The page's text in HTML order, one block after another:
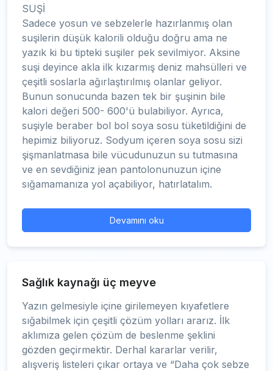
SUŞİ
Sadece yosun ve sebzelerle hazırlanmış olan
suşilerin düşük kalorili olduğu doğru ama ne
yazık ki bu tipteki suşiler pek sevilmiyor. Aksine
suşi deyince akla ilk kızarmış deniz mahsülleri ve
çeşitli soslarla ağırlaştırılmış olanlar geliyor.
Bunun sonucunda bazen tek bir şuşinin bile
kalori değeri 500- 600'ü bulabiliyor. Ayrıca,
suşiyle beraber bol bol soya sosu tüketildiğini de
hepimiz biliyoruz. Sodyum içeren soya sosu sizi
şişmanlatmasa bile vücudunuzun su tutmasına
ve en sevdiğiniz jean pantolonunuzun içine
sığamamanıza yol açabiliyor, hatırlatalım.
Devamını oku
Sağlık kaynağı üç meyve
Yazın gelmesiyle içine girilemeyen kıyafetlere
sığabilmek için çeşitli çözüm yolları ararız. İlk
aklımıza gelen çözüm de beslenme şeklini
gözden geçirmektir. Derhal kararlar verilir,
alışveriş listeleri çıkar ortaya ve “Daha çok sebze